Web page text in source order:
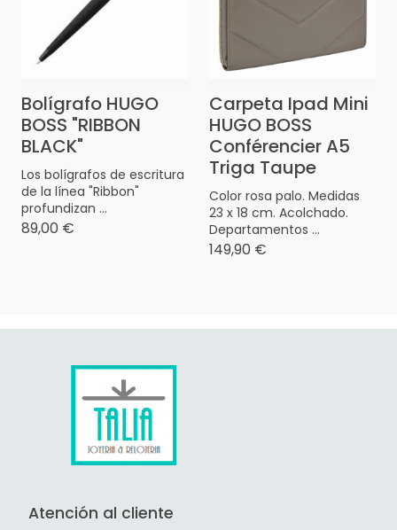
Bolígrafo HUGO
BOSS "RIBBON
BLACK"
Los bolígrafos de escritura
de la línea "Ribbon"
profundizan ...
89,00 €
Carpeta Ipad Mini
HUGO BOSS
Conférencier A5
Triga Taupe
Color rosa palo. Medidas
23 x 18 cm. Acolchado.
Departamentos ...
149,90 €
Atención al cliente